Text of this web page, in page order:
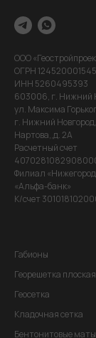
ООО
ОГРН
ИНН 5260495393
603006, г. Нижний
ул. Максима
г. Нижний
Нартова,,д. 2А
Расчетный счет
Филиал
«Альфа-банк»
К/счет
Габионы
Георешетка плоская
Геосетка
Кладочная сетка
Бентонитовые маты